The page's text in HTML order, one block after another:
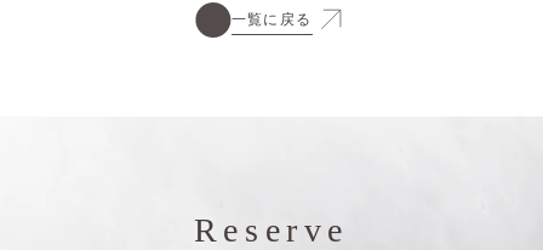
一覧に戻る
Reserve